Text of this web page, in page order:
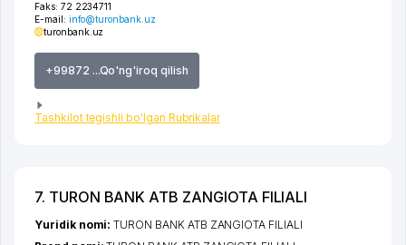
Faks: 72 2234711
E-mail: info@turonbank.uz
turonbank.uz
+99872 ...Qo'ng'iroq qilish
Tashkilot tegishli bo'lgan Rubrikalar
7. TURON BANK ATB ZANGIOTA FILIALI
Yuridik nomi:TURON BANK ATB ZANGIOTA FILIALI